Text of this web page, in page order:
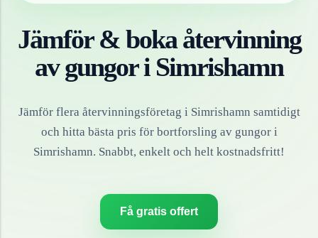
Jämför & boka återvinning
avgungori Simrishamn
Jämför flera återvinningsföretag i Simrishamn samtidigt
och hitta bästa pris för bortforsling av gungori
Simrishamn. Snabbt, enkelt och helt kostnadsfritt!
Få gratis offert